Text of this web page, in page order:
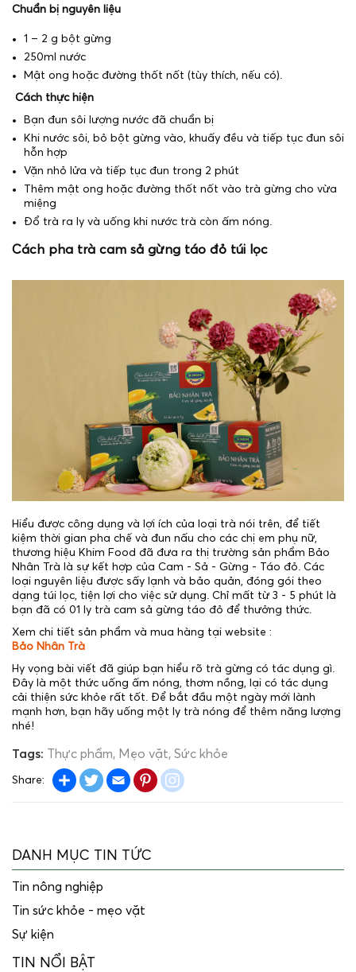
Chuẩn bị nguyên liệu
1 – 2 g bột gừng
250ml nước
Mật ong hoặc đường thốt nốt (tùy thích, nếu có).
Cách thực hiện
Bạn đun sôi lượng nước đã chuẩn bị
Khi nước sôi, bỏ bột gừng vào, khuấy đều và tiếp tục đun sôi
hỗn hợp
Vặn nhỏ lửa và tiếp tục đun trong 2 phút
Thêm mật ong hoặc đường thốt nốt vào trà gừng cho vừa
miệng
Đổ trà ra ly và uống khi nước trà còn ấm nóng.
Cách pha trà cam sả gừng táo đỏ túi lọc
Hiểu được công dụng và lợi ích của loại trà nói trên, để tiết
kiệm thời gian pha chế và đun nấu cho các chị em phụ nữ,
thương hiệu Khim Food đã đưa ra thị trường sản phẩm Bảo
Nhân Trà là sự kết hợp của Cam - Sả - Gừng - Táo đỏ. Các
loại nguyên liệu được sấy lạnh và bảo quản, đóng gói theo
dạng túi lọc, tiện lợi cho việc sử dụng. Chỉ mất từ 3 - 5 phút là
bạn đã có 01 ly trà cam sả gừng táo đỏ để thưởng thức.
Xem chi tiết sản phẩm và mua hàng tại website :
Bảo Nhân Trà
Hy vọng bài viết đã giúp bạn hiểu rõ trà gừng có tác dụng gì.
Đây là một thức uống ấm nóng, thơm nồng, lại có tác dụng
cải thiện sức khỏe rất tốt. Để bắt đầu một ngày mới lành
mạnh hơn, bạn hãy uống một ly trà nóng để thêm năng lượng
nhé!
Tags: Thực phẩm Mẹo vặt Sức khỏe
Share: Share TwitterEmail Pinterest
DANH MỤC TIN TỨC
Tin nông nghiệp
Tin sức khỏe - mẹo vặt
Sự kiện
TIN NỔI BẬT